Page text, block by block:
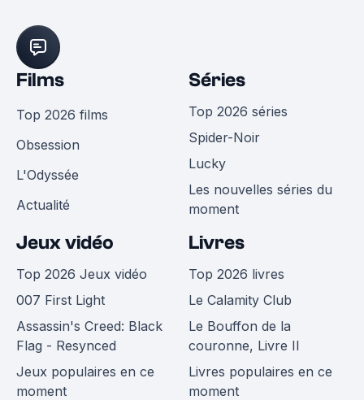
Films
Top 2026 films
Obsession
L'Odyssée
Actualité
Séries
Top 2026 séries
Spider-Noir
Lucky
Les nouvelles séries du
moment
Jeux vidéo
Top 2026 Jeux vidéo
007 First Light
Assassin's Creed: Black
Flag - Resynced
Jeux populaires en ce
moment
Livres
Top 2026 livres
Le Calamity Club
Le Bouffon de la
couronne, Livre II
Livres populaires en ce
moment